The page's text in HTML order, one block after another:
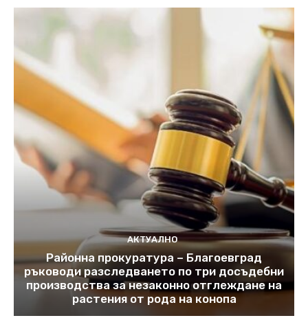
АКТУАЛНО
Районна прокуратура – Благоевград
ръководи разследването по три досъдебни
производства за незаконно отглеждане на
растения от рода на конопа